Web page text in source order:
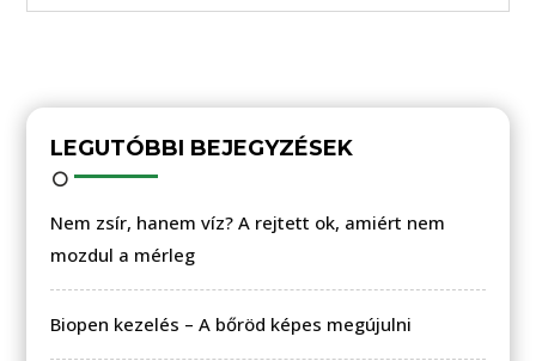
LEGUTÓBBI BEJEGYZÉSEK
Nem zsír, hanem víz? A rejtett ok, amiért nem
mozdul a mérleg
Biopen kezelés – A bőröd képes megújulni